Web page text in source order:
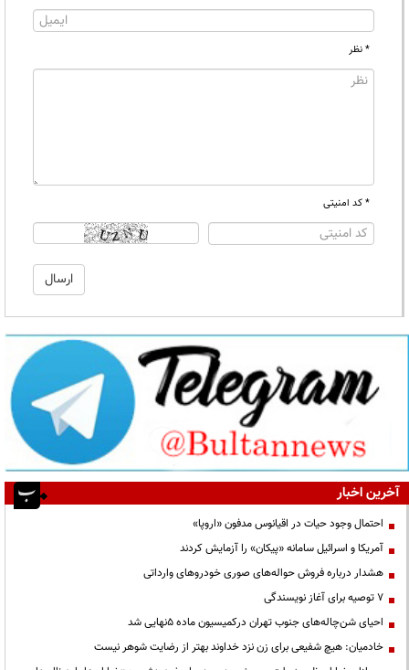
* نظر
* کد امنیتی
آخرین اخبار
احتمال وجود حیات در اقیانوس مدفون «اروپا»
آمریکا و اسرائیل سامانه «پیکان» را آزمایش کردند
هشدار درباره فروش حواله‌های صوری خودروهای وارداتی
۷ توصیه برای آغاز نویسندگی
احیای شن‌چاله‌های جنوب تهران درکمیسیون ماده ۵نهایی شد
خادمیان: هیچ شفیعی برای زن نزد خداوند بهتر از رضایت شوهر نیست